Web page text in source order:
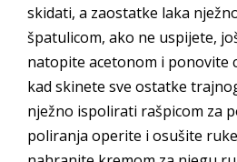
skidati, a zaostatke laka
špatulicom, ako ne uspijete,
natopite acetonom i ponovite
kad skinete sve ostatke
nježno ispolirati rašpicom za
poliranja operite i osušite